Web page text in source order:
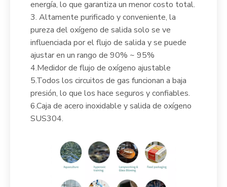
energía, lo que garantiza un menor costo total.
3. Altamente purificado y conveniente, la
pureza del oxígeno de salida solo se ve
influenciada por el flujo de salida y se puede
ajustar en un rango de 90% ~ 95%
4.Medidor de flujo de oxígeno ajustable
5.Todos los circuitos de gas funcionan a baja
presión, lo que los hace seguros y confiables.
6.Caja de acero inoxidable y salida de oxígeno
SUS304.